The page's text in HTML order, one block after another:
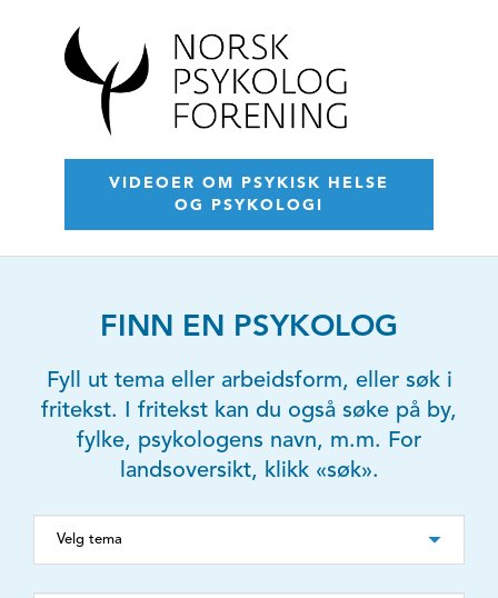
VIDEOER OM PSYKISK HELSE
OG PSYKOLOGI
FINN EN PSYKOLOG
Fyll ut tema eller arbeidsform, eller søk i
fritekst. I fritekst kan du også søke på by,
fylke, psykologens navn, m.m. For
landsoversikt, klikk «søk».